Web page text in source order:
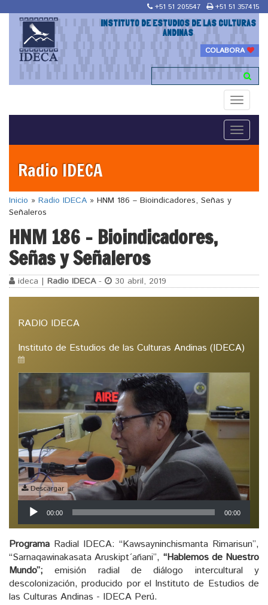
+51 51 205547 +51 51 357415
INSTITUTO DE ESTUDIOS DE LAS CULTURAS
ANDINAS
COLABORA
Toggle
Toggle
Radio IDECA
Inicio » Radio IDECA » HNM 186 – Bioindicadores, Señas y
Señaleros
HNM 186 – Bioindicadores,
Señas y Señaleros
ideca | Radio IDECA- 30 abril, 2019
RADIO IDECA
Instituto de Estudios de las Culturas Andinas (IDECA)
Descargar
Reproductor
de
audio
00:00 00:00
Programa Radial IDECA: “Kawsayninchismanta Rimarisun”,
“Sarnaqawinakasata Aruskipt´añani”, “Hablemos de Nuestro
Mundo”; emisión radial de diálogo intercultural y
descolonización, producido por el Instituto de Estudios de
las Culturas Andinas - IDECA Perú.